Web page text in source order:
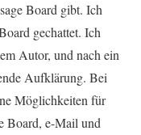
Board gibt. Ich
gechattet. Ich
Autor, und nach ein
Aufklärung. Bei
Möglichkeiten für
Board, e-Mail und